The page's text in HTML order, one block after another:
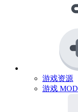
游戏资源
游戏 MOD